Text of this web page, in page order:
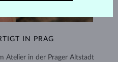
IN PRAG
Atelier in der Prager Altstadt